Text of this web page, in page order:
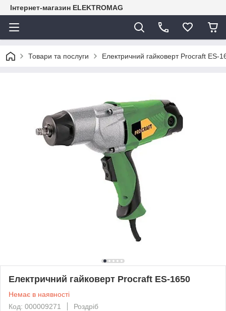
Інтернет-магазин ELEKTROMAG
Товари та послуги Електричний гайковерт Procraft ES-
Електричний гайковерт Procraft ES-1650
Немає в наявності
Код: 000009271
Роздріб